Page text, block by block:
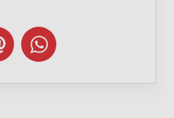
biedt de omgeving volop